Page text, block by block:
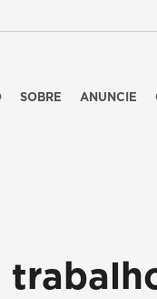
SOBRE ANUNCIE